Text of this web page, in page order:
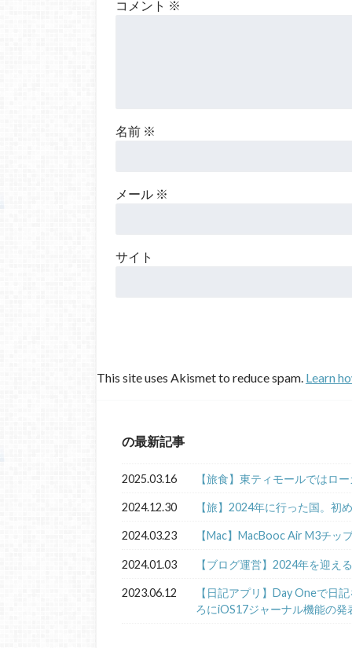
コメント ※
名前 ※
メール ※
サイト
This site uses Akismet to reduce spam. Learn
の最新記事
2025.03.16 【旅食】東ティモールではロ
2024.12.30 【旅】2024年に行った国。初
2024.03.23 【Mac】MacBooc Air M3チッ
2024.01.03 【ブログ運営】2024年を迎え
2023.06.12
【日記アプリ】Day Oneで日
ろにiOS17ジャーナル機能の発